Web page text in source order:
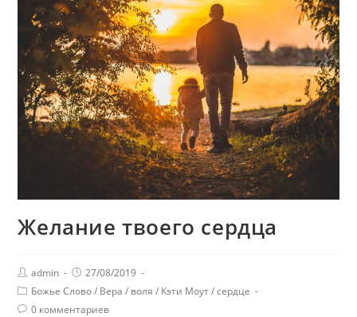
Желание твоего сердца
admin
27/08/2019
Божье Слово / Вера / воля / Кэти Моут / сердце
0 комментариев